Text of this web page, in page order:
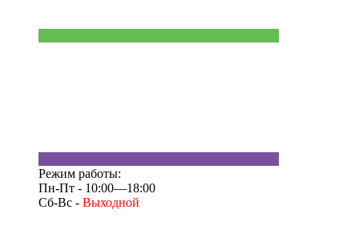
Режим работы:
Пн-Пт - 10:00—18:00
Сб-Вс - Выходной